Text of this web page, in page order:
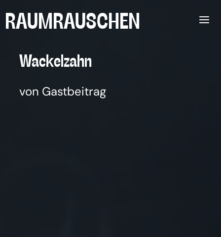
Inhalt
RAUMRAUSCHEN
Wackel­zahn
von Gastbeitrag